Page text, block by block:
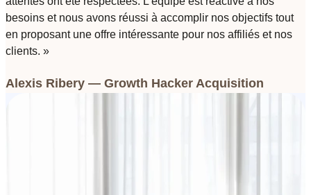
besoins et nous avons réussi à accomplir nos objectifs tout
en proposant une offre intéressante pour nos affiliés et nos
clients. »
Alexis Ribery — Growth Hacker Acquisition